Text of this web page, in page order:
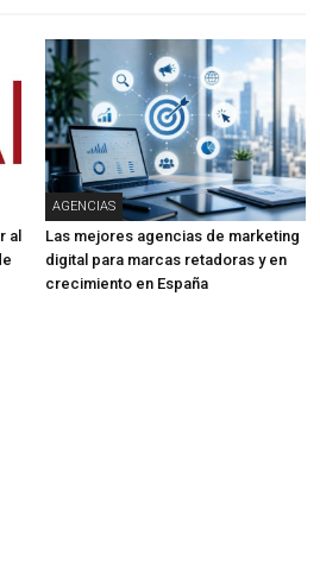
al
AGENCIAS
Las mejores agencias de marketing
digital para marcas retadoras y en
crecimiento en España